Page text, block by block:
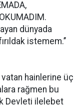
dünyada
istemem.’’
vatan hainlerine üç
rağmen bu
Devleti ilelebet